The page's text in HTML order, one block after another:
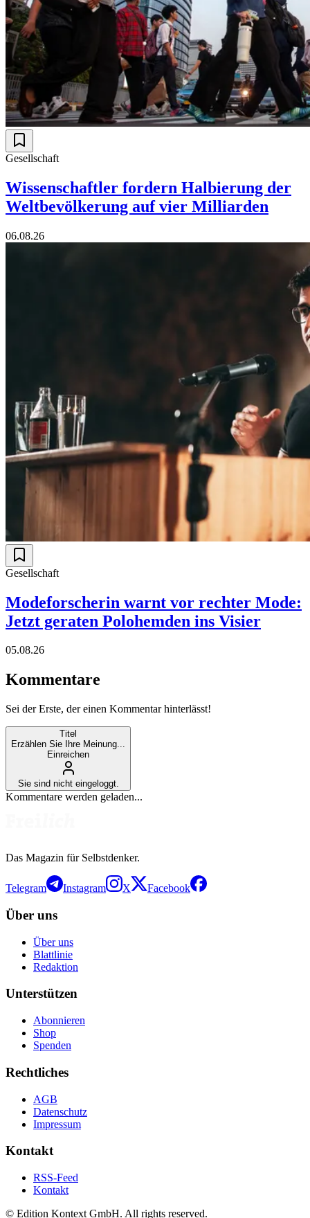
Gesellschaft
Wissenschaftler fordern Halbierung der
Weltbevölkerung auf vier Milliarden
06.08.26
Gesellschaft
Modeforscherin warnt vor rechter Mode:
Jetzt geraten Polohemden ins Visier
05.08.26
Kommentare
Sei der Erste, der einen Kommentar hinterlässt!
Titel
Erzählen Sie Ihre Meinung...
Einreichen
Sie sind nicht eingeloggt.
Kommentare werden geladen...
Das Magazin für Selbstdenker.
Telegram Instagram X Facebook
Über uns
Über uns
Blattlinie
Redaktion
Unterstützen
Abonnieren
Shop
Spenden
Rechtliches
AGB
Datenschutz
Impressum
Kontakt
RSS-Feed
Kontakt
© Edition Kontext GmbH. All rights reserved.